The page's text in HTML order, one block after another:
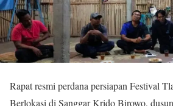
Rapat resmi perdana persiapan Festival
Berlokasi di Sanggar Krido Birowo,